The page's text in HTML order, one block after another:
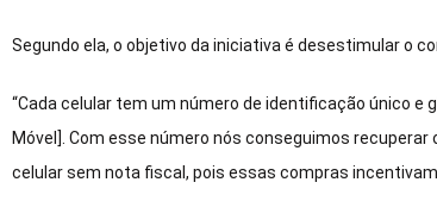
Segundo ela, o objetivo da iniciativa é desestimular o
“Cada celular tem um número de identificação único e
Móvel]. Com esse número nós conseguimos
celular sem nota fiscal, pois essas compras incentivam